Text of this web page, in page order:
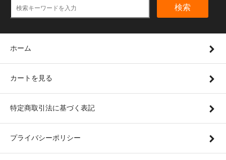
検索
ホーム
カートを見る
特定商取引法に基づく表記
プライバシーポリシー